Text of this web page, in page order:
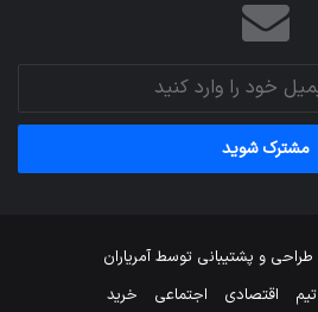
طراحی و پشتیبانی توسطآمریاران
تیم اقتصادی اجتماعی خرید